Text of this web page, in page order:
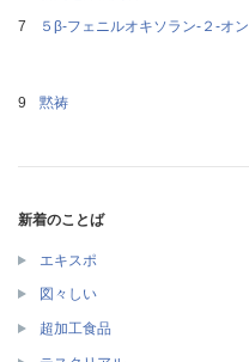
５β‐フェニルオキソラン‐２‐オン
黙祷
新着のことば
エキスポ
図々しい
超加工食品